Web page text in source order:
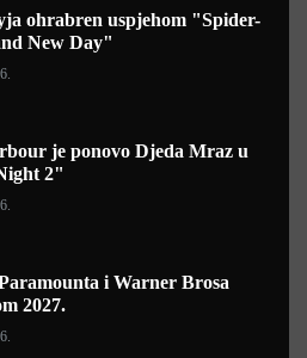
ohrabren uspjehom "Spider-
New Day"
je ponovo Djeda Mraz u
2"
i Warner Brosa
2027.